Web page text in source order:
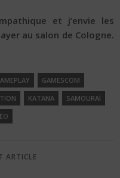
et j’envie les
au salon de Cologne.
GAMESCOM
KATANA
SAMOURAÏ
ARTICLE